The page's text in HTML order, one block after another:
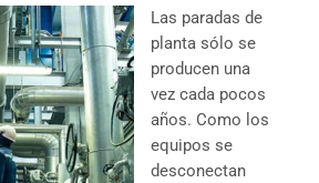
Las paradas de
planta sólo se
producen una
vez cada pocos
años. Como los
equipos se
desconectan